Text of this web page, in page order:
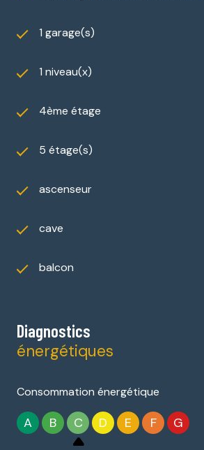
1 garage(s)
1 niveau(x)
4ème étage
5 étage(s)
ascenseur
cave
balcon
Diagnostics
énergétiques
Consommation énergétique
A B C D E F G